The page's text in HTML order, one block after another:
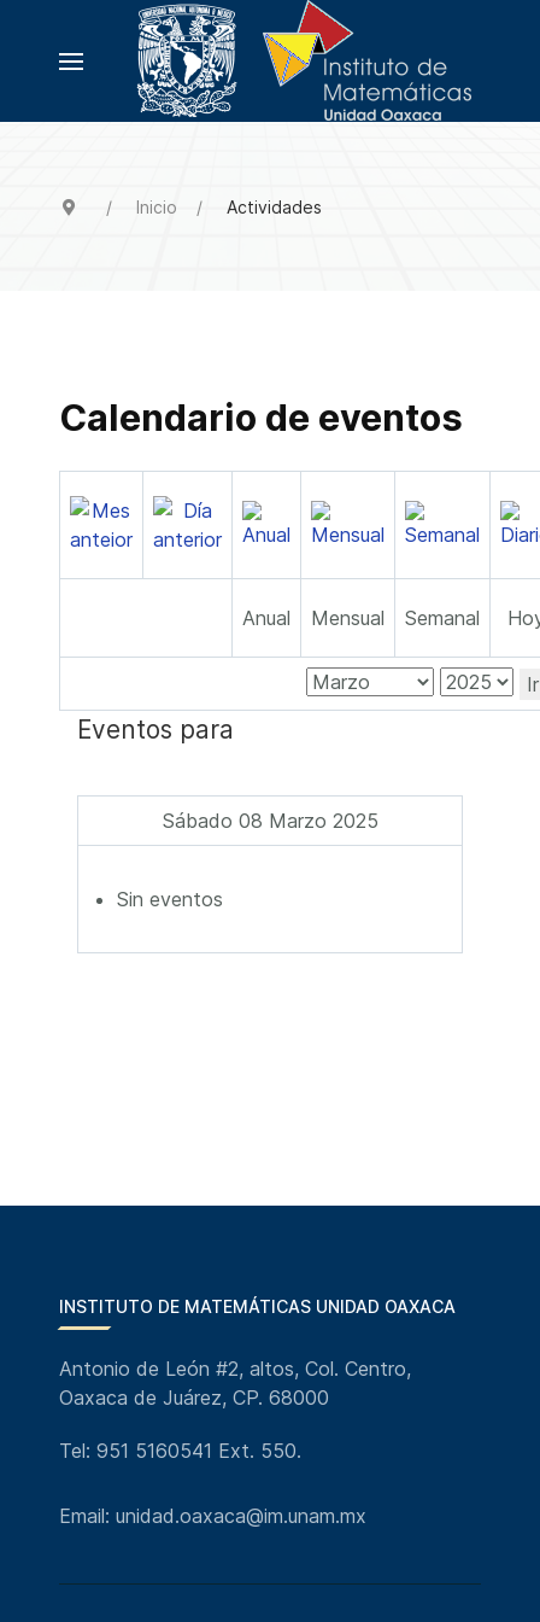
Inicio Actividades
Calendario de eventos
Anual Mensual Semanal
Eventos para
Sábado 08 Marzo 2025
Sin eventos
INSTITUTO DE MATEMÁTICAS UNIDAD OAXACA
Antonio de León #2, altos, Col. Centro,
Oaxaca de Juárez, CP. 68000
Tel: 951 5160541 Ext. 550.
Email: unidad.oaxaca@im.unam.mx